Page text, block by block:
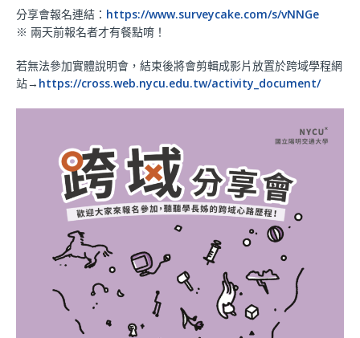
分享會報名連結： https://www.surveycake.com/s/vNNGe
※ 兩天前報名者才有餐點唷！
若無法參加實體說明會，結束後將會剪輯成影片放置於跨域學程網
站→ https://cross.web.nycu.edu.tw/activity_document/